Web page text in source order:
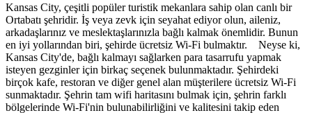
Kansas City, çeşitli popüler turistik mekanlara sahip olan canlı bir
Ortabatı şehridir. İş veya zevk için seyahat ediyor olun, aileniz,
arkadaşlarınız ve meslektaşlarınızla bağlı kalmak önemlidir. Bunun
en iyi yollarından biri, şehirde ücretsiz Wi-Fi bulmaktır. Neyse ki,
Kansas City'de, bağlı kalmayı sağlarken para tasarrufu yapmak
isteyen gezginler için birkaç seçenek bulunmaktadır. Şehirdeki
birçok kafe, restoran ve diğer genel alan müşterilere ücretsiz Wi-Fi
sunmaktadır. Şehrin tam wifi haritasını bulmak için, şehrin farklı
bölgelerinde Wi-Fi'nin bulunabilirliğini ve kalitesini takip eden